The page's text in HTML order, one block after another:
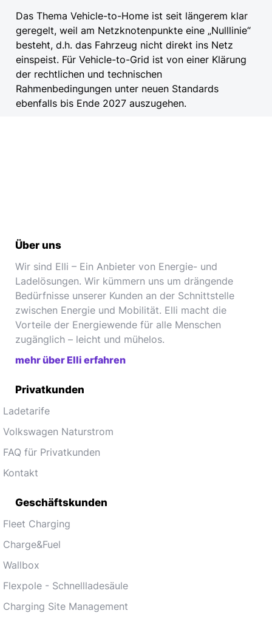
Das Thema Vehicle-to-Home ist seit längerem klar
geregelt, weil am Netzknotenpunkte eine „Nulllinie“
besteht, d.h. das Fahrzeug nicht direkt ins Netz
einspeist. Für Vehicle-to-Grid ist von einer Klärung
der rechtlichen und technischen
Rahmenbedingungen unter neuen Standards
ebenfalls bis Ende 2027 auszugehen.
Über uns
Wir sind Elli – Ein Anbieter von Energie- und
Ladelösungen. Wir kümmern uns um drängende
Bedürfnisse unserer Kunden an der Schnittstelle
zwischen Energie und Mobilität. Elli macht die
Vorteile der Energiewende für alle Menschen
zugänglich – leicht und mühelos.
mehr über Elli erfahren
Privatkunden
Ladetarife
Volkswagen Naturstrom
FAQ für Privatkunden
Kontakt
Geschäftskunden
Fleet Charging
Charge&Fuel
Wallbox
Flexpole - Schnellladesäule
Charging Site Management